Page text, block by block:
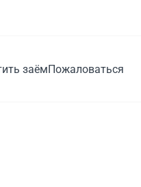
заёмПожаловаться